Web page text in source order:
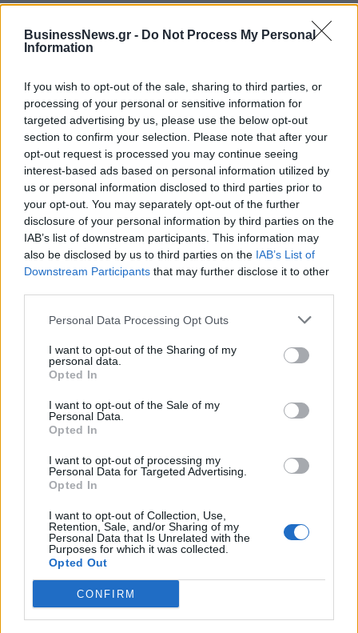
BusinessNews.gr - Do Not Process My Personal
Information
If you wish to opt-out of the sale, sharing to third parties, or
processing of your personal or sensitive information for
targeted advertising by us, please use the below opt-out
section to confirm your selection. Please note that after your
opt-out request is processed you may continue seeing
interest-based ads based on personal information utilized by
us or personal information disclosed to third parties prior to
your opt-out. You may separately opt-out of the further
disclosure of your personal information by third parties on the
IAB’s list of downstream participants. This information may
also be disclosed by us to third parties on the IAB’s List of
Downstream Participants that may further disclose it to other
Personal Data Processing Opt Outs
I want to opt-out of the Sharing of my
personal data.
Opted In
I want to opt-out of the Sale of my
Personal Data.
Opted In
I want to opt-out of processing my
Personal Data for Targeted Advertising.
Opted In
I want to opt-out of Collection, Use,
Retention, Sale, and/or Sharing of my
Personal Data that Is Unrelated with the
Purposes for which it was collected.
Opted Out
CONFIRM
Alpha Bank: Για πρώτη φορά το Αρχαίο Θέατρο Επιδαύρου άνοιξε τις
ESG Report 2025: Πώς η ΑΒ Βασιλόπουλος μετατρέπει τη
βιωσιμότητα σε καθημερινή πράξη
ΠΕΡΙΣΣΌΤΕΡΑ ΣΕ ΑΥΤΉ ΤΗΝ ΚΑΤΗΓΟΡΊΑ
Εξαδάκτυλος (ΠΙΣ): Ίσως
δούμε 4.000 κρούσματα
τις επόμενες ημέρες
02/11/2020 - 11:34
Πυρκαγιά στο ΚΥΤ της
Σάμου
02/11/2020 - 11:53